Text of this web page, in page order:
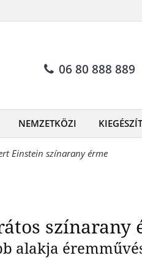
06 80 888 889
NEMZETKÖZI
Einstein színarany érme
színarany
alakja
fizikus 24